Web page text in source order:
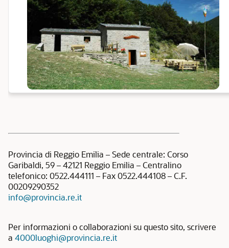
Provincia di Reggio Emilia – Sede centrale: Corso
Garibaldi, 59 – 42121 Reggio Emilia – Centralino
telefonico: 0522.444111 – Fax 0522.444108 – C.F.
00209290352
info@provincia.re.it
Per informazioni o collaborazioni su questo sito, scrivere
a 4000luoghi@provincia.re.it